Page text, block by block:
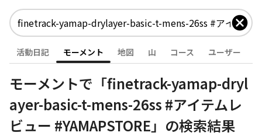
活動日記 モーメント 地図 山 コース ユーザー
モーメントで「finetrack-yamap-dryl
ayer-basic-t-mens-26ss #アイテムレ
ビュー #YAMAPSTORE」の検索結果